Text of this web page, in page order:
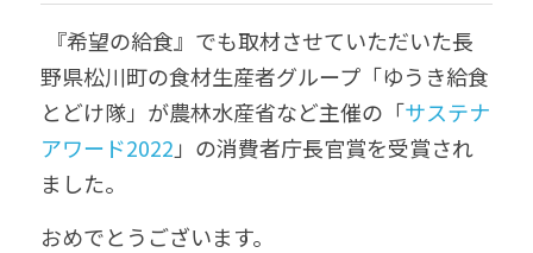
野県松川町の食材生産者グループ「ゆうき給食
とどけ隊」が農林水産省など主催の「サステナ
アワード2022 」の消費者庁長官賞を受賞され
ました。
おめでとうございます。